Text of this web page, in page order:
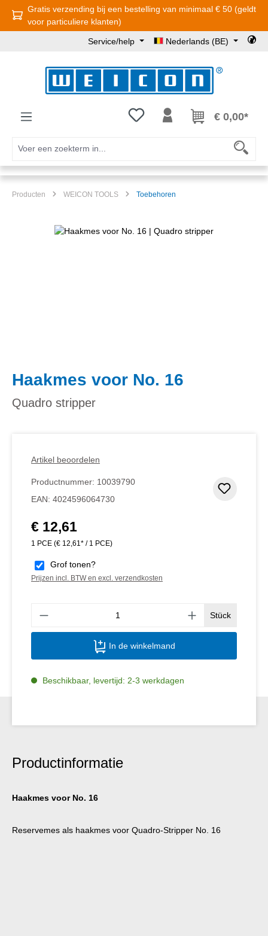
Ga naar de hoofdinhoud
Gratis verzending bij een bestelling van minimaal € 50 (geldt
voor particuliere klanten)
Service/help Nederlands (BE)
Je hebt 0 items op je€ 0,00*
Producten WEICON TOOLS Toebehoren
Afbeeldingengalerij overslaan
Haakmes voor No. 16
Quadro stripper
Artikel beoordelen
Productnummer: 10039790
EAN: 4024596064730
Normale prijs:
€ 12,61
1 PCE (€ 12,61* / 1 PCE)
Grof tonen?
Prijzen incl. BTW en excl. verzendkosten
Stück
In de winkelmand
Beschikbaar, levertijd: 2-3 werkdagen
Productinformatie
Haakmes voor No. 16
Reservemes als haakmes voor Quadro-Stripper No. 16